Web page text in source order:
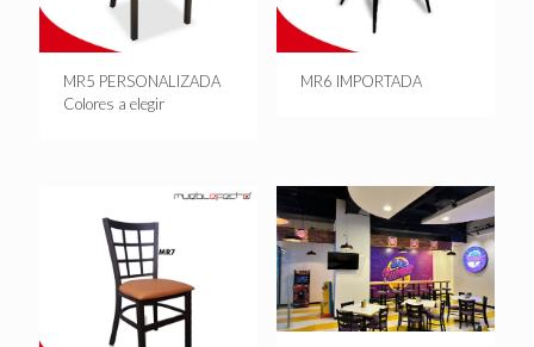
MR5 PERSONALIZADA
Colores a elegir
MR6 IMPORTADA